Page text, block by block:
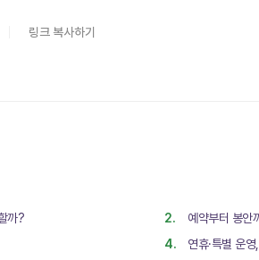
링크 복사하기
까?
예약부터 봉안
연휴·특별 운